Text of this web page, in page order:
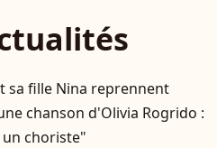
sa fille Nina reprennent
chanson d'Olivia Rogrido :
un choriste"